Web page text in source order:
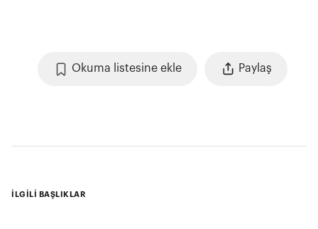
Okuma listesine ekle Paylaş
İLGİLİ BAŞLIKLAR